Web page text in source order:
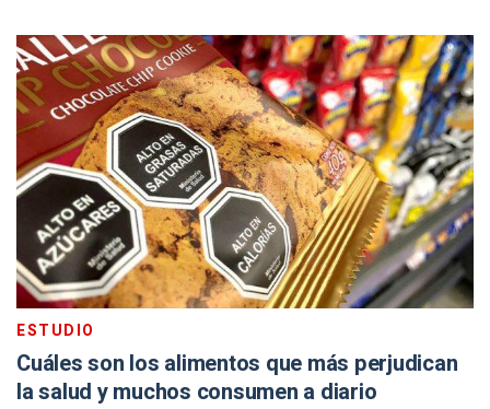
ESTUDIO
Cuáles son los alimentos que más perjudican
la salud y muchos consumen a diario